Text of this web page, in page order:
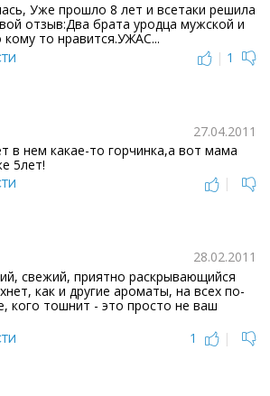
Уже прошло 8 лет и всетаки решила
отзыв:Два брата уродца мужской и
кому то нравится.УЖАС...
| 1
27.04.2011
в нем какае-то горчинка,а вот мама
5лет!
|
28.02.2011
свежий, приятно раскрывающийся
как и другие ароматы, на всех по-
кого тошнит - это просто не ваш
1 |